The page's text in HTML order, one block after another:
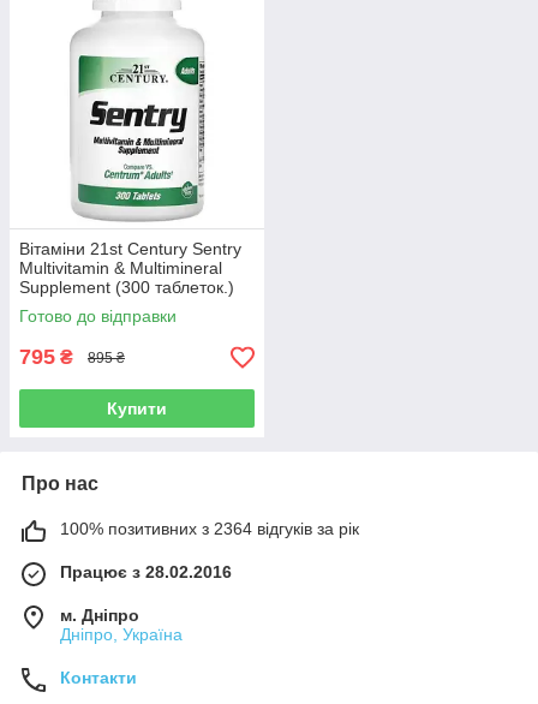
Вітаміни 21st Century Sentry
Multivitamin & Multimineral
Supplement (300 таблеток.)
Готово до відправки
795 ₴ 895 ₴
Купити
Про нас
100% позитивних з 2364 відгуків за рік
Працює з 28.02.2016
м. Дніпро
Дніпро, Україна
Контакти